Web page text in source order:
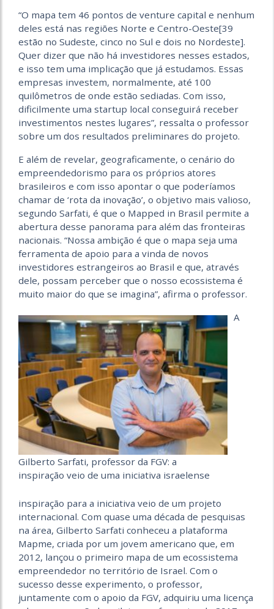
“O mapa tem 46 pontos de venture capital e nenhum
deles está nas regiões Norte e Centro-Oeste[39
estão no Sudeste, cinco no Sul e dois no Nordeste].
Quer dizer que não há investidores nesses estados,
e isso tem uma implicação que já estudamos. Essas
empresas investem, normalmente, até 100
quilômetros de onde estão sediadas. Com isso,
dificilmente uma startup local conseguirá receber
investimentos nestes lugares”, ressalta o professor
sobre um dos resultados preliminares do projeto.
E além de revelar, geograficamente, o cenário do
empreendedorismo para os próprios atores
brasileiros e com isso apontar o que poderíamos
chamar de ‘rota da inovação’, o objetivo mais valioso,
segundo Sarfati, é que o Mapped in Brasil permite a
abertura desse panorama para além das fronteiras
nacionais. “Nossa ambição é que o mapa seja uma
ferramenta de apoio para a vinda de novos
investidores estrangeiros ao Brasil e que, através
dele, possam perceber que o nosso ecossistema é
muito maior do que se imagina”, afirma o professor.
Gilberto Sarfati, professor da FGV: a
inspiração veio de uma iniciativa israelense
A
inspiração para a iniciativa veio de um projeto
internacional. Com quase uma década de pesquisas
na área, Gilberto Sarfati conheceu a plataforma
Mapme, criada por um jovem americano que, em
2012, lançou o primeiro mapa de um ecossistema
empreendedor no território de Israel. Com o
sucesso desse experimento, o professor,
juntamente com o apoio da FGV, adquiriu uma licença